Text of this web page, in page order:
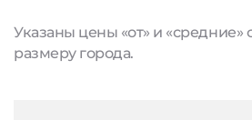
Указаны цены «от» и «средние»
размеру города.